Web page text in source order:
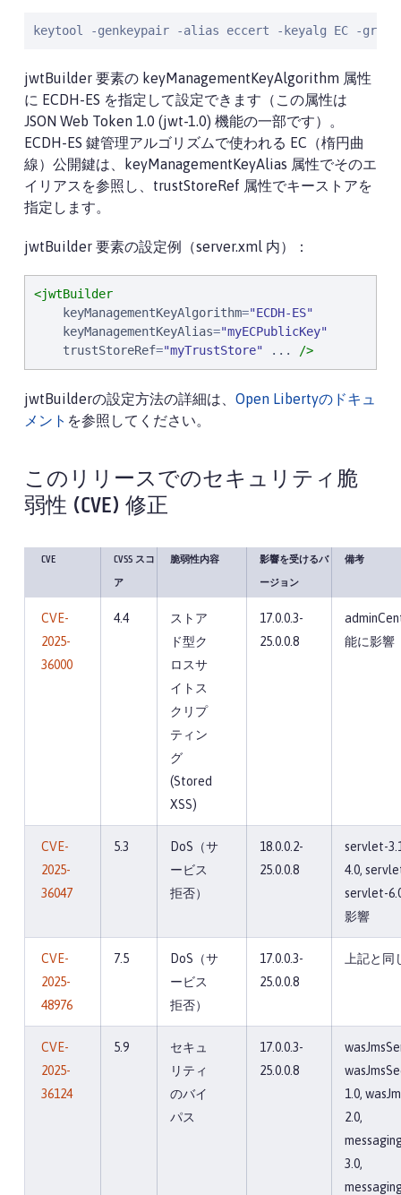
keytool -genkeypair -alias eccert -keyalg EC -
jwtBuilder 要素の keyManagementKeyAlgorithm 属性
に ECDH-ES を指定して設定できます（この属性は
JSON Web Token 1.0 (jwt-1.0) 機能の一部です）。
ECDH-ES 鍵管理アルゴリズムで使われる EC（楕円曲
線）公開鍵は、keyManagementKeyAlias 属性でそのエ
イリアスを参照し、trustStoreRef 属性でキーストアを
指定します。
jwtBuilder 要素の設定例（server.xml 内）：
<jwtBuilder
keyManagementKeyAlgorithm="ECDH-ES"
keyManagementKeyAlias="myECPublicKey"
trustStoreRef="myTrustStore" ... />
jwtBuilderの設定方法の詳細は、 Open Libertyのドキュ
メント を参照してください。
このリリースでのセキュリティ脆
弱性 (CVE) 修正
CVE CVSS スコ
ア
脆弱性内容 影響を受けるバ
ージョン
備考
CVE-
2025-
36000
4.4
ストア
ド型ク
ロスサ
イトス
クリプ
ティン
グ
(Stored
XSS)
17.0.0.3-
25.0.0.8
能に影響
CVE-
2025-
36047
5.3
DoS（サ
ービス
拒否）
18.0.0.2-
25.0.0.8
servlet-
4.0,
servlet-
影響
CVE-
2025-
48976
7.5
DoS（サ
ービス
拒否）
17.0.0.3-
25.0.0.8
上記と同
CVE-
2025-
36124
5.9
セキュ
リティ
のバイ
パス
17.0.0.3-
25.0.0.8
1.0,
2.0,
3.0,